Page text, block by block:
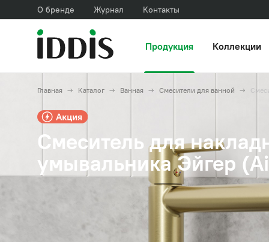
О бренде Журнал Контакты
Продукция Коллекции
Главная Каталог Ванная Смесители для ванной
Смеситель для
умывальника Эйгер